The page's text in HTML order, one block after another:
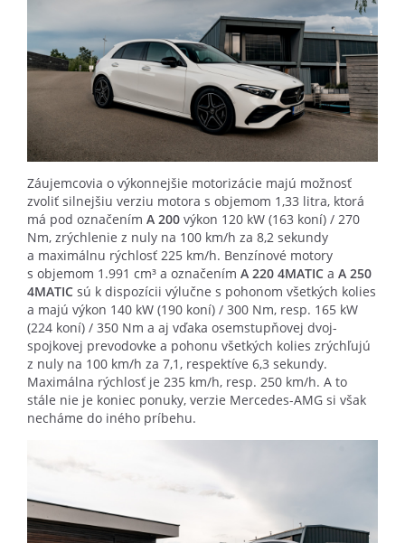
Záujemcovia o výkonnejšie motorizácie majú možnosť
zvoliť silnejšiu verziu motora s objemom 1,33 litra, ktorá
má pod označením A 200 výkon 120 kW (163 koní) / 270
Nm, zrýchlenie z nuly na 100 km/h za 8,2 sekundy
a maximálnu rýchlosť 225 km/h. Benzínové motory
s objemom 1.991 cm³ a označením A 220 4MATIC a A 250
4MATIC sú k dispozícii výlučne s pohonom všetkých kolies
a majú výkon 140 kW (190 koní) / 300 Nm, resp. 165 kW
(224 koní) / 350 Nm a aj vďaka osemstupňovej dvoj-
spojkovej prevodovke a pohonu všetkých kolies zrýchľujú
z nuly na 100 km/h za 7,1, respektíve 6,3 sekundy.
Maximálna rýchlosť je 235 km/h, resp. 250 km/h. A to
stále nie je koniec ponuky, verzie Mercedes-AMG si však
necháme do iného príbehu.